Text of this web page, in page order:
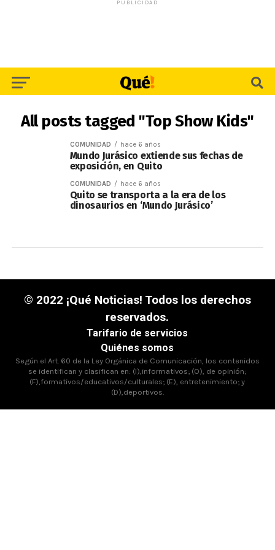
PUBLICIDAD
All posts tagged "Top Show Kids"
COMUNIDAD hace 6 años
Mundo Jurásico extiende sus fechas de
exposición, en Quito
COMUNIDAD hace 6 años
Quito se transporta a la era de los
dinosaurios en ‘Mundo Jurásico’
© 2022 ¡Qué Noticias! Todos los derechos
reservados.
Tarifario de servicios
Quiénes somos
Según el Art. 60 de la Ley Orgánica de Comunicación, los contenidos
se identifican y clasifican en: (I),informativos; (O), de opinión;
(F),formativos/educativos/culturales; (E), entretenimiento; y
(D),deportivos.